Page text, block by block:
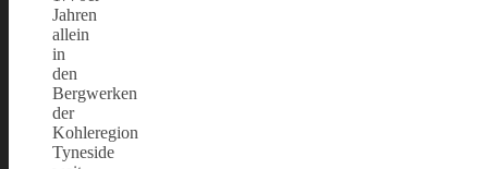
Jahren
allein
in
den
Bergwerken
der
Kohleregion
Tyneside